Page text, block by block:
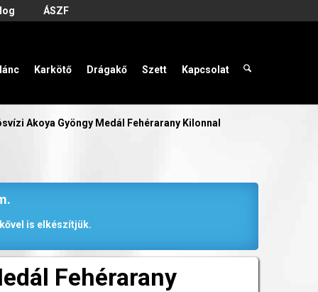
ÁSZF
Karkötő Drágakő Szett Kapcsolat
Akoya Gyöngy Medál Fehérarany Kilonnal
is elkészítjük.
Fehérarany